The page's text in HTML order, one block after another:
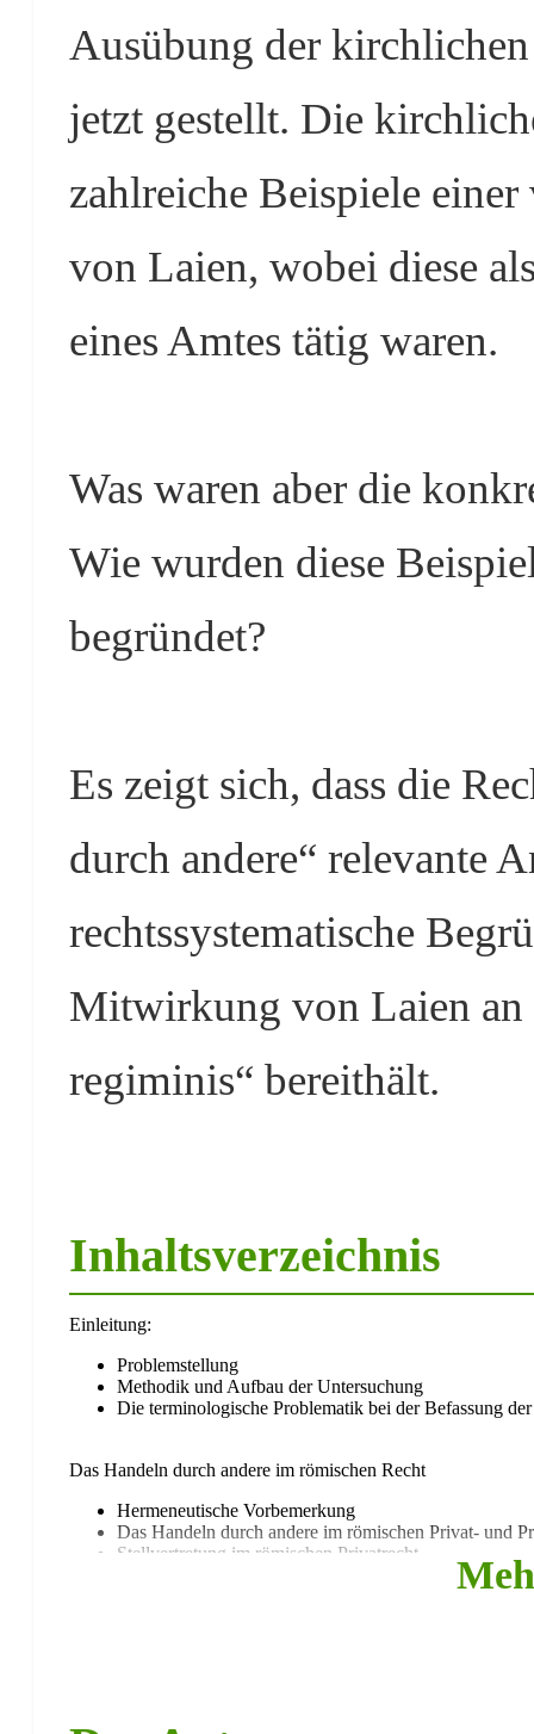
Ausübung der
jetzt gestellt. Die
zahlreiche Beispiele
von Laien, wobei diese
eines Amtes tätig waren.
Was waren aber die
Wie wurden diese
begründet?
Es zeigt sich, dass die
durch andere“ relevante
rechtssystematische
Mitwirkung von Laien an
regiminis“ bereithält.
Inhaltsverzeichnis
Einleitung:
Problemstellung
Methodik und Aufbau der Untersuchung
Die terminologische Problematik bei der Befassung
Das Handeln durch andere im römischen Recht
Hermeneutische Vorbemerkung
Das Handeln durch andere im römischen Privat- und
Stellvertretung im römischen Privatrecht
Die Regel: Kein Rechtserwerb und kein
Das Handeln durch andere im römischen